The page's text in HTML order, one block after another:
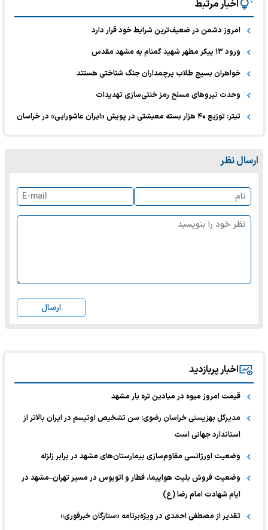
اخبار مرتبط
امروز دشمن در ضعیف‌ترین شرایط خود قرار دارد
ورود ۱۳ پیکر مطهر شهید گمنام به مشهد مقدس
خواهران بسیج طلاب پرچمداران جنگ شناختی هستند
وحدت نیروهای مسلح رمز خنثی‌سازی تهدیدات
تیتر: توزیع ۴۰ هزار بسته معیشتی در پویش «ایران عاشورایی» در خراسان
ارسال نظر
ارسال
اخبار پربازدید
قیمت امروز میوه در میادین تره بار مشهد
مدیرکل بهزیستی خراسان رضوی: سن تشخیص اوتیسم در ایران بالاتر از
استاندارد جهانی است
وضعیت اورژانسی مقاوم‌سازی بیمارستان‌های مشهد در برابر زلزله
وضعیت فروش بلیت هواپیما، قطار و اتوبوس در مسیر تهران–مشهد در
ایام شهادت امام رضا (ع)
تقدیر از مصطفی احمدی در ویژه‌برنامه «ستارگان خبرفوری»